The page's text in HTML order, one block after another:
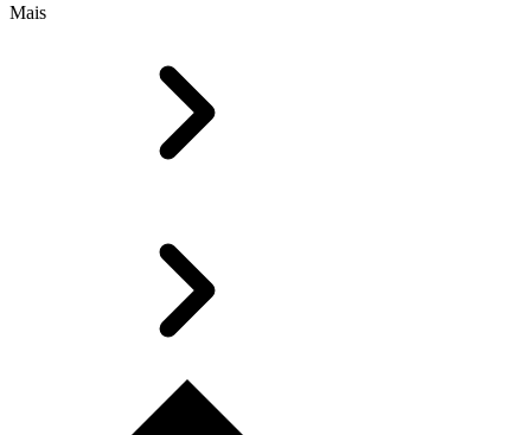
Mais